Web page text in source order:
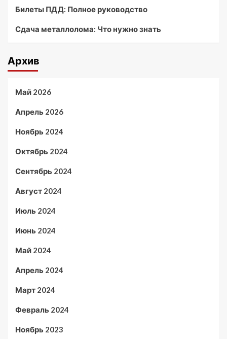
Билеты ПДД: Полное руководство
Сдача металлолома: Что нужно знать
Архив
Май 2026
Апрель 2026
Ноябрь 2024
Октябрь 2024
Сентябрь 2024
Август 2024
Июль 2024
Июнь 2024
Май 2024
Апрель 2024
Март 2024
Февраль 2024
Ноябрь 2023